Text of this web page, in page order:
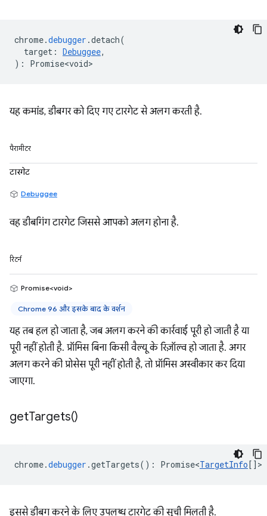
chrome.debugger .detach(
target : Debuggee,
) : Promise<void>
यह कमांड, डीबगर को दिए गए टारगेट से अलग करती है.
पैरामीटर
टारगेट
Debuggee
वह डीबगिंग टारगेट जिससे आपको अलग होना है.
रिटर्न
Promise<void>
Chrome 96 और इसके बाद के वर्शन
यह तब हल हो जाता है, जब अलग करने की कार्रवाई पूरी हो जाती है या
पूरी नहीं होती है. प्रॉमिस बिना किसी वैल्यू के रिज़ॉल्व हो जाता है. अगर
अलग करने की प्रोसेस पूरी नहीं होती है, तो प्रॉमिस अस्वीकार कर दिया
जाएगा.
getTargets()
chrome.debugger .getTargets() : Promise<TargetInfo[] >
इससे डीबग करने के लिए उपलब्ध टारगेट की सूची मिलती है.